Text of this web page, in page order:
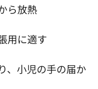
ら放熱
用に適す
、小児の手の届か